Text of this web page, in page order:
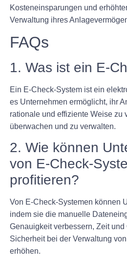
Kosteneinsparungen und
Verwaltung ihres
FAQs
1. Was ist ein E-
Ein E-Check-System ist ein
es Unternehmen ermöglicht, ihr
rationale und effiziente Weise zu
überwachen und zu verwalten.
2. Wie können
von E-Check-
profitieren?
Von E-Check-Systemen können
indem sie die manuelle
Genauigkeit verbessern, Zeit
Sicherheit bei der Verwaltung
erhöhen.